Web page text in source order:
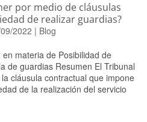
por medio de cláusulas
de realizar guardias?
2022 | Blog
materia de Posibilidad de
de guardias Resumen El Tribunal
cláusula contractual que impone
de la realización del servicio